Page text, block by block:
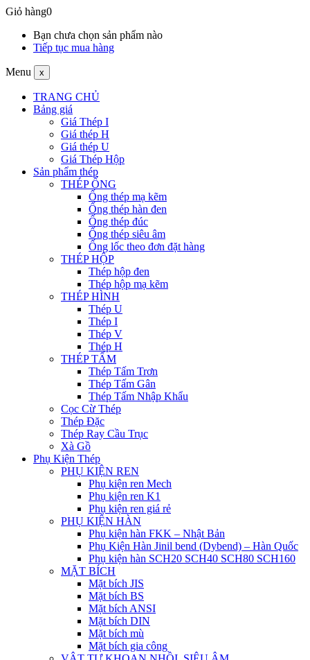
Giỏ hàng0
Bạn chưa chọn sản phẩm nào
Tiếp tục mua hàng
Menu x
TRANG CHỦ
Bảng giá
Giá Thép I
Giá thép H
Giá thép U
Giá Thép Hộp
Sản phẩm thép
THÉP ỐNG
Ống thép mạ kẽm
Ống thép hàn đen
Ống thép đúc
Ống thép siêu âm
Ống lốc theo đơn đặt hàng
THÉP HỘP
Thép hộp đen
Thép hộp mạ kẽm
THÉP HÌNH
Thép U
Thép I
Thép V
Thép H
THÉP TẤM
Thép Tấm Trơn
Thép Tấm Gân
Thép Tấm Nhập Khẩu
Cọc Cừ Thép
Thép Đặc
Thép Ray Cầu Trục
Xà Gồ
Phụ Kiện Thép
PHỤ KIỆN REN
Phụ kiện ren Mech
Phụ kiện ren K1
Phụ kiện ren giá rẻ
PHỤ KIỆN HÀN
Phụ kiện hàn FKK – Nhật Bản
Phụ Kiện Hàn Jinil bend (Dybend) – Hàn Quốc
Phụ kiện hàn SCH20 SCH40 SCH80 SCH160
MẶT BÍCH
Mặt bích JIS
Mặt bích BS
Mặt bích ANSI
Mặt bích DIN
Mặt bích mù
Mặt bích gia công